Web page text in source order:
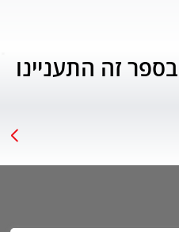
זה התעניינו